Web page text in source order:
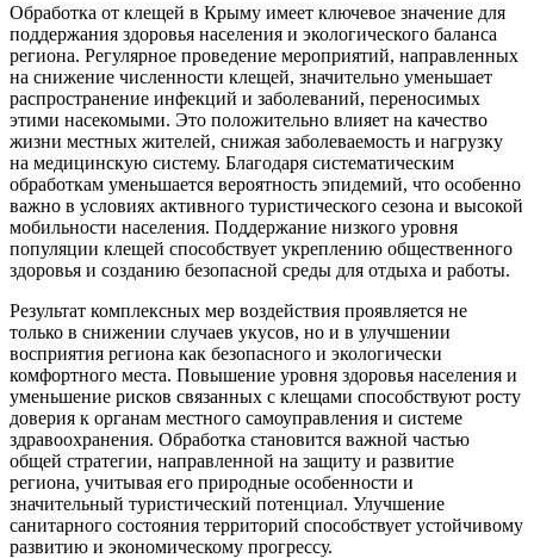
Обработка от клещей в Крыму имеет ключевое значение для
поддержания здоровья населения и экологического баланса
региона. Регулярное проведение мероприятий, направленных
на снижение численности клещей, значительно уменьшает
распространение инфекций и заболеваний, переносимых
этими насекомыми. Это положительно влияет на качество
жизни местных жителей, снижая заболеваемость и нагрузку
на медицинскую систему. Благодаря систематическим
обработкам уменьшается вероятность эпидемий, что особенно
важно в условиях активного туристического сезона и высокой
мобильности населения. Поддержание низкого уровня
популяции клещей способствует укреплению общественного
здоровья и созданию безопасной среды для отдыха и работы.
Результат комплексных мер воздействия проявляется не
только в снижении случаев укусов, но и в улучшении
восприятия региона как безопасного и экологически
комфортного места. Повышение уровня здоровья населения и
уменьшение рисков связанных с клещами способствуют росту
доверия к органам местного самоуправления и системе
здравоохранения. Обработка становится важной частью
общей стратегии, направленной на защиту и развитие
региона, учитывая его природные особенности и
значительный туристический потенциал. Улучшение
санитарного состояния территорий способствует устойчивому
развитию и экономическому прогрессу.